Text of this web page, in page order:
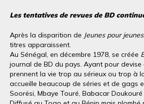
Les tentatives de revues de BD
Après la disparition de Jeunes pour jeunes
titres apparaissent.
Au Sénégal, en décembre 1978, se créée
journal de BD du pays. Ayant pour devise
prennent la vie trop au sérieux ou trop à
accueille beaucoup de séries et de gags
Soorësi, Mbaye Touré, Babacar